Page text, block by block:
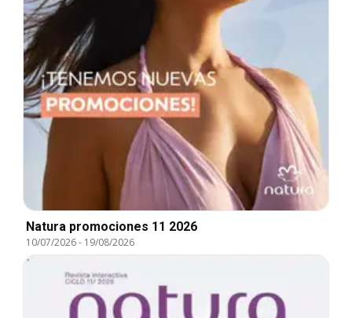
Natura promociones 11 2026
10/07/2026- 19/08/2026